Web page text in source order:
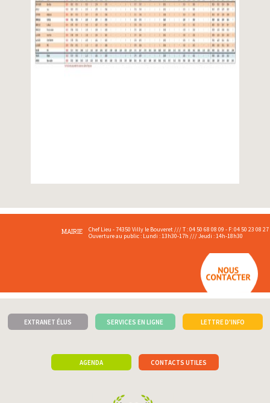
MAIRIE
Chef Lieu - 74350 Villy le Bouveret /// T : 04 50 68 08 09 - F: 04 50 23 08 27
Ouverture au public : Lundi : 13h30-17h /// Jeudi : 14h-18h30
EXTRANET ÉLUS SERVICES EN LIGNE LETTRE D'INFO
AGENDA CONTACTS UTILES